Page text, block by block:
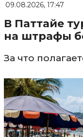
09.08.2026, 17:47
В Паттайе
на штрафы
За что